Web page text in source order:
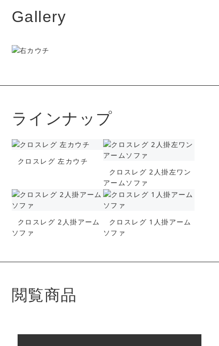
Gallery
ラインナップ
クロスレグ 左カウチ
クロスレグ 2人掛左ワン
アームソファ
クロスレグ 2人掛アーム
ソファ
クロスレグ 1人掛アーム
ソファ
閲覧商品